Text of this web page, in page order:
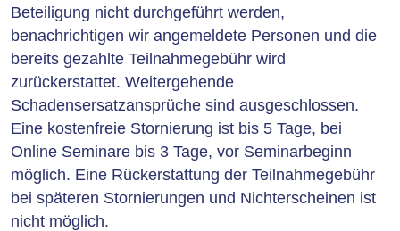
Beteiligung nicht durchgeführt werden,
benachrichtigen wir angemeldete Personen und die
bereits gezahlte Teilnahmegebühr wird
zurückerstattet. Weitergehende
Schadensersatzansprüche sind ausgeschlossen.
Eine kostenfreie Stornierung ist bis 5 Tage, bei
Online Seminare bis 3 Tage, vor Seminarbeginn
möglich. Eine Rückerstattung der Teilnahmegebühr
bei späteren Stornierungen und Nichterscheinen ist
nicht möglich.